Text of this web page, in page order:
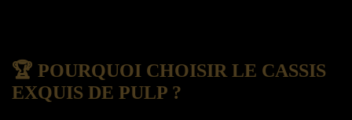
🏆 POURQUOI CHOISIR LE CASSIS
EXQUIS DE PULP ?